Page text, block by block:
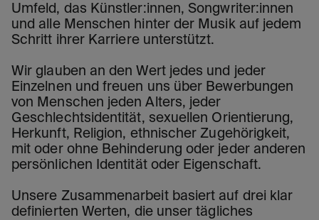
Umfeld, das Künstler:innen, Songwriter:innen
und alle Menschen hinter der Musik auf jedem
Schritt ihrer Karriere unterstützt.
Wir glauben an den Wert jedes und jeder
Einzelnen und freuen uns über Bewerbungen
von Menschen jeden Alters, jeder
Geschlechtsidentität, sexuellen Orientierung,
Herkunft, Religion, ethnischer Zugehörigkeit,
mit oder ohne Behinderung oder jeder anderen
persönlichen Identität oder Eigenschaft.
Unsere Zusammenarbeit basiert auf drei klar
definierten Werten, die unser tägliches